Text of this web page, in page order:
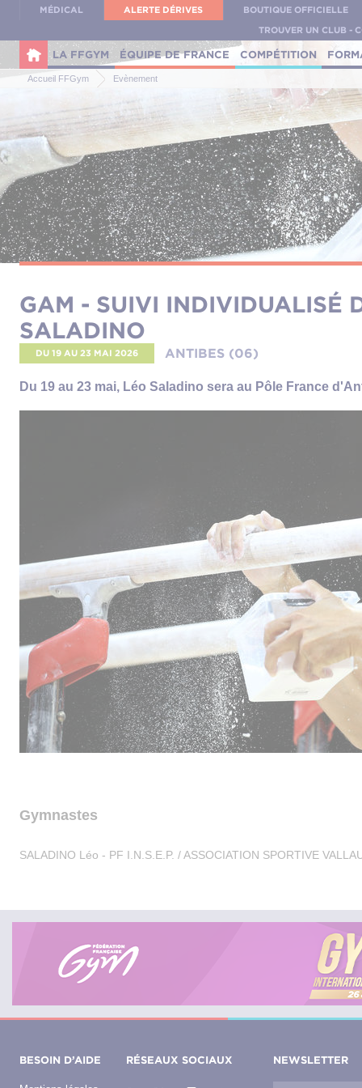
MÉDICAL ALERTE DÉRIVES BOUTIQUE OFFICIELLE
TROUVER UN CLUB -
LA FFGYM ÉQUIPE DE FRANCE COMPÉTITION
Accueil FFGym Evènement
GAM - SUIVI INDIVIDUALISÉ
SALADINO
DU 19 AU 23 MAI 2026 ANTIBES (06)
Du 19 au 23 mai, Léo Saladino sera au Pôle France
Gymnastes
SALADINO Léo - PF I.N.S.E.P. / ASSOCIATION SPORTIVE
BESOIN D’AIDE RÉSEAUX SOCIAUX NEWSLETTER
Panneau de gestion des cookies